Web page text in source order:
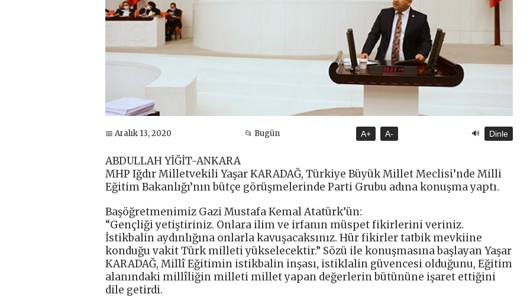
📅 Aralık 13, 2020 📂 Bugün A+ A- 🔊 Dinle
ABDULLAH YİĞİT-ANKARA
MHP Iğdır Milletvekili Yaşar KARADAĞ, Türkiye Büyük Millet Meclisi’nde Milli
Eğitim Bakanlığı’nın bütçe görüşmelerinde Parti Grubu adına konuşma yaptı.
Başöğretmenimiz Gazi Mustafa Kemal Atatürk’ün:
“Gençliği yetiştiriniz. Onlara ilim ve irfanın müspet fikirlerini veriniz.
İstikbalin aydınlığına onlarla kavuşacaksınız. Hür fikirler tatbik mevkiine
konduğu vakit Türk milleti yükselecektir.” Sözü ile konuşmasına başlayan Yaşar
KARADAĞ, Millî Eğitimin istikbalin inşası, istiklalin güvencesi olduğunu, Eğitim
alanındaki millîliğin milleti millet yapan değerlerin bütününe işaret ettiğini
dile getirdi.